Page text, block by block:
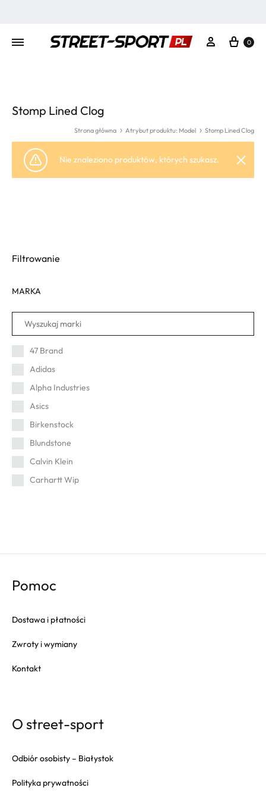
Moje konto
0
Stomp Lined Clog
Strona główna Atrybut produktu: Model Stomp Lined Clog
Nie znaleziono produktów, których szukasz.
Filtrowanie
MARKA
47 Brand
Adidas
Alpha Industries
Asics
Birkenstock
Blundstone
Calvin Klein
Carhartt Wip
Converse
Crocs
Eastpak
Fila
Fitflop
Goorin Bros
Herschel
Pomoc
Dostawa i płatności
Zwroty i wymiany
Kontakt
O street-sport
Odbiór osobisty – Białystok
Polityka prywatności